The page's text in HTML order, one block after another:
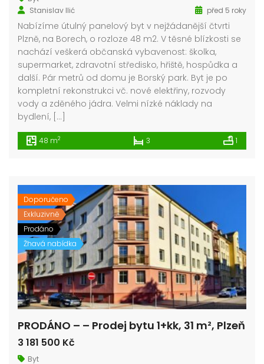
Stanislav Ilić
před 5 roky
Nabízíme útulný panelový byt v nejžádanější čtvrti
Plzně, na Borech, o rozloze 48 m2. V těsné blízkosti se
nachází veškerá občanská vybavenost: školka,
supermarket, zdravotní středisko, hřiště, hospůdka a
další. Pár metrů od domu je Borský park. Byt je po
kompletní rekonstrukci vč. nové elektřiny, rozvody
vody a zděného jádra. Velmi nízké náklady na
bydlení, […]
48 m2 3 1
Doporučeno
Exkluzivně
Prodáno
Žhavá nabídka
PRODÁNO – – Prodej bytu 1+kk, 31 m², Plzeň
3 181 500 Kč
Byt